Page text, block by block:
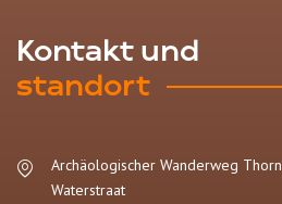
Kontakt und
standort
Archäologischer Wanderweg Thorn
Waterstraat